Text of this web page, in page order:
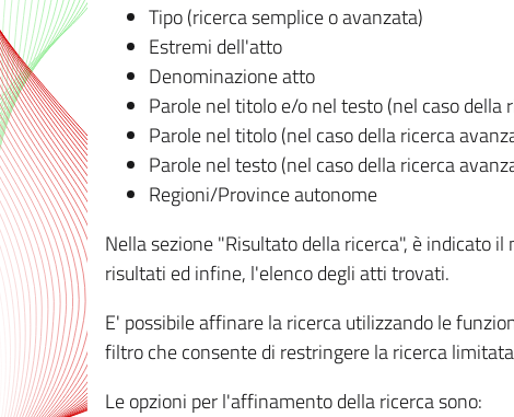
Tipo (ricerca semplice o avanzata)
Estremi dell'atto
Denominazione atto
Parole nel titolo e/o nel testo (nel caso della
Parole nel titolo (nel caso della ricerca
Parole nel testo (nel caso della ricerca
Regioni/Province autonome
Nella sezione "Risultato della ricerca", è indicato
risultati ed infine, l'elenco degli atti trovati.
E' possibile affinare la ricerca utilizzando le
filtro che consente di restringere la ricerca
Le opzioni per l'affinamento della ricerca sono: